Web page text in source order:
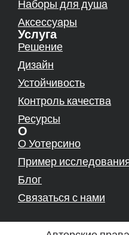
Наборы для душа
Аксессуары
Услуга
Решение
Дизайн
Устойчивость
Контроль качества
Ресурсы
О
О Уотерсино
Пример
Блог
Связаться с нами